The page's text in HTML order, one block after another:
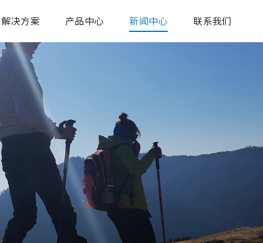
解决方案 产品中心 新闻中心 联系我们